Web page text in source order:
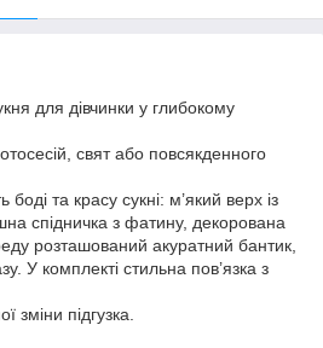
для дівчинки у глибокому
свят або повсякденного
та красу сукні: м’який верх із
спідничка з фатину, декорована
розташований акуратний бантик,
У комплекті стильна пов’язка з
зміни підгузка.